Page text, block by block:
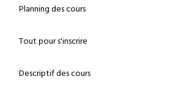
Planning des cours
Tout pour s'inscrire
Descriptif des cours